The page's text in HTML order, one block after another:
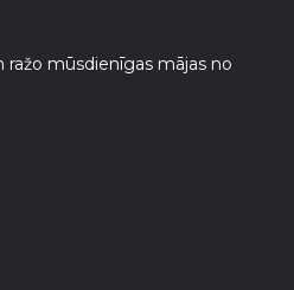
ražo mūsdienīgas mājas no